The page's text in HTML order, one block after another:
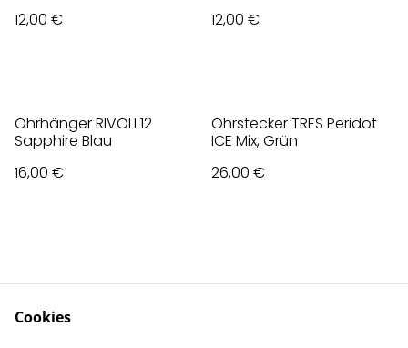
12,00 €
12,00 €
Ohrhänger RIVOLI 12
Sapphire Blau
16,00 €
Ohrstecker TRES Peridot
ICE Mix, Grün
26,00 €
Cookies